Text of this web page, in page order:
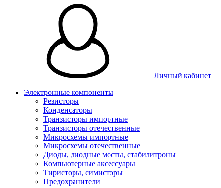
Личный кабинет
Электронные компоненты
Резисторы
Конденсаторы
Транзисторы импортные
Транзисторы отечественные
Микросхемы импортные
Микросхемы отечественные
Диоды, диодные мосты, стабилитроны
Компьютерные аксессуары
Тиристоры, симисторы
Предохранители